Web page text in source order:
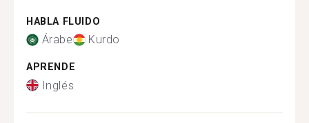
HABLA FLUIDO
Árabe Kurdo
APRENDE
Inglés